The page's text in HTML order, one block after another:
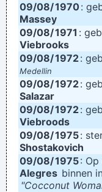
09/08/1970:
Massey
09/08/1971 :
Viebrooks
09/08/1972:
Medellin
09/08/1972:
Salazar
09/08/1972:
Viebroods
09/08/1975:
Shostakovich
09/08/1975:
Alegres binnen
"Cocconut